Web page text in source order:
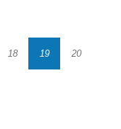
Sayfa
18 Sayfa
19 Sayfa
20